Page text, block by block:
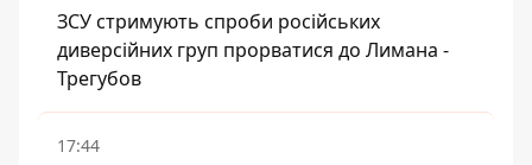
ЗСУ стримують спроби російських
диверсійних груп прорватися до Лимана -
Трегубов
17:44